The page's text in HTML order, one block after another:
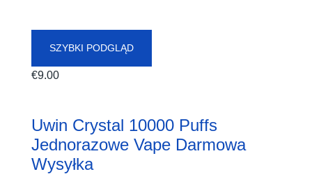
SZYBKI PODGLĄD
€9.00
Uwin Crystal 10000 Puffs
Jednorazowe Vape Darmowa
Wysyłka